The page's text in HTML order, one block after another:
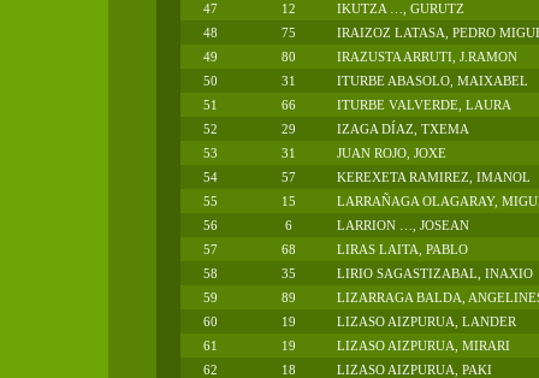
47
12
IKUTZA …, GURUTZ
48
75
IRAIZOZ LATASA, PEDRO
49
80
IRAZUSTA ARRUTI, J.RAMON
50
31
ITURBE ABASOLO, MAIXABEL
51
66
ITURBE VALVERDE, LAURA
52
29
IZAGA DÍAZ, TXEMA
53
31
JUAN ROJO, JOXE
54
57
KEREXETA RAMIREZ, IMANOL
55
15
LARRAÑAGA OLAGARAY,
56
6
LARRION …, JOSEAN
57
68
LIRAS LAITA, PABLO
58
35
LIRIO SAGASTIZABAL, INAXIO
59
89
LIZARRAGA BALDA,
60
19
LIZASO AIZPURUA, LANDER
61
19
LIZASO AIZPURUA, MIRARI
62
18
LIZASO AIZPURUA, PAKI